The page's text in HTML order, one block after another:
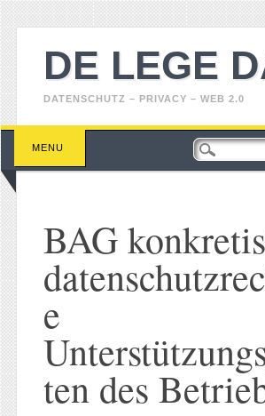
DE LEGE
DATENSCHUTZ – PRIVACY – WEB 2.0
Main menu
Skip
content
MENU
BAG
e
ten des